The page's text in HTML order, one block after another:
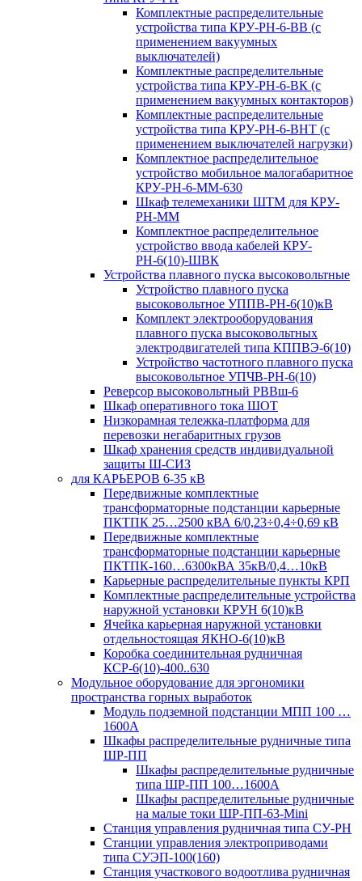
Комплектные распределительные
устройства типа КРУ-РН-6-ВВ (с
применением вакуумных
выключателей)
Комплектные распределительные
устройства типа КРУ-РН-6-ВК (с
применением вакуумных контакторов)
Комплектные распределительные
устройства типа КРУ-РН-6-ВНТ (с
применением выключателей нагрузки)
Комплектное распределительное
устройство мобильное малогабаритное
КРУ-РН-6-ММ-630
Шкаф телемеханики ШТМ для КРУ-
РН-ММ
Комплектное распределительное
устройство ввода кабелей КРУ-
РН-6(10)-ШВК
Устройства плавного пуска высоковольтные
Устройство плавного пуска
высоковольтное УППВ-РН-6(10)кВ
Комплект электрооборудования
плавного пуска высоковольтных
электродвигателей типа КППВЭ-6(10)
Устройство частотного плавного пуска
высоковольтное УПЧВ-РН-6(10)
Реверсор высоковольтный РВВш-6
Шкаф оперативного тока ШОТ
Низкорамная тележка-платформа для
перевозки негабаритных грузов
Шкаф хранения средств индивидуальной
защиты Ш-СИЗ
для КАРЬЕРОВ 6-35 кВ
Передвижные комплектные
трансформаторные подстанции карьерные
ПКТПК 25…2500 кВА 6/0,23÷0,4÷0,69 кВ
Передвижные комплектные
трансформаторные подстанции карьерные
ПКТПК-160…6300кВА 35кВ/0,4…10кВ
Карьерные распределительные пункты КРП
Комплектные распределительные устройства
наружной установки КРУН 6(10)кВ
Ячейка карьерная наружной установки
отдельностоящая ЯКНО-6(10)кВ
Коробка соединительная рудничная
КСР-6(10)-400..630
Модульное оборудование для эргономики
пространства горных выработок
Модуль подземной подстанции МПП 100 …
1600А
Шкафы распределительные рудничные типа
ШР-ПП
Шкафы распределительные рудничные
типа ШР-ПП 100…1600А
Шкафы распределительные рудничные
на малые токи ШР-ПП-63-Mini
Станция управления рудничная типа СУ-РН
Станции управления электроприводами
типа СУЭП-100(160)
Станция участкового водоотлива рудничная